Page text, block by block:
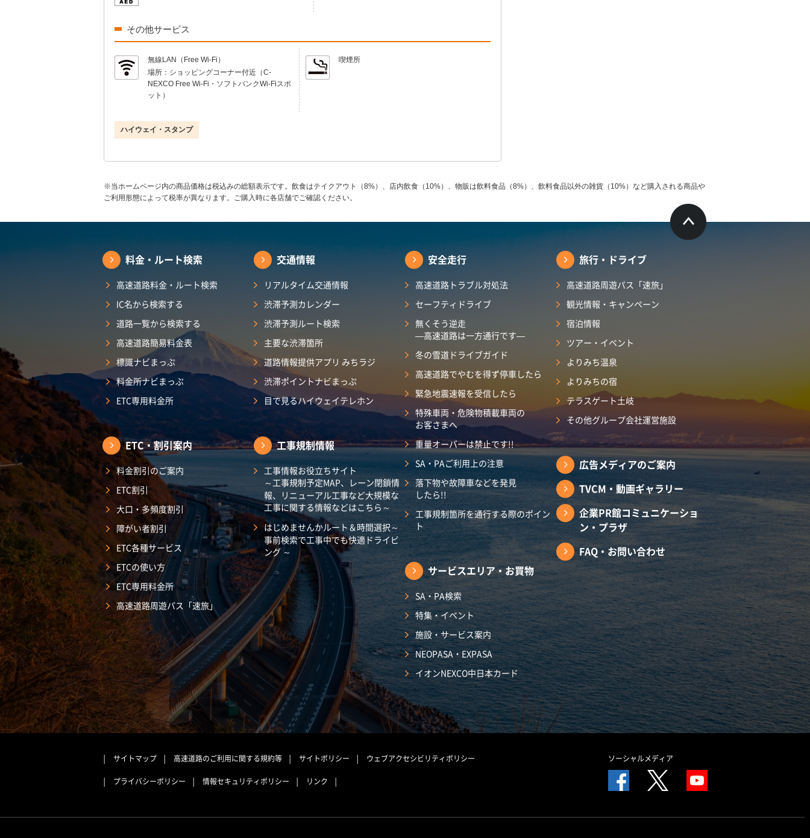
その他サービス
無線LAN（Free Wi-Fi）
場所： ショッピングコーナー付近（C-
NEXCO Free Wi-Fi・ソフトバンクWi-Fiスポ
ット）
喫煙所
ハイウェイ・スタンプ
※当ホームページ内の商品価格は税込みの総額表示です。飲食はテイクアウト（8%）、店内飲食（10%）、物販は飲料食品（8%）、飲料食品以外の雑貨（10%）など購入される商品や
ご利用形態によって税率が異なります。ご購入時に各店舗でご確認ください。
料金・ルート検索
高速道路料金・ルート検索
IC名から検索する
道路一覧から検索する
高速道路簡易料金表
標識ナビまっぷ
料金所ナビまっぷ
ETC専用料金所
ETC・割引案内
料金割引のご案内
ETC割引
大口・多頻度割引
障がい者割引
ETC各種サービス
ETCの使い方
ETC専用料金所
高速道路周遊パス「速旅」
交通情報
リアルタイム交通情報
渋滞予測カレンダー
渋滞予測ルート検索
主要な渋滞箇所
道路情報提供アプリ みちラジ
渋滞ポイントナビまっぷ
目で見るハイウェイテレホン
工事規制情報
工事情報お役立ちサイト
～工事規制予定MAP、レーン閉鎖情
報、リニューアル工事など大規模な
工事に関する情報などはこちら～
はじめませんかルート＆時間選択～
事前検索で工事中でも快適ドライビ
ング ～
安全走行
高速道路トラブル対処法
セーフティドライブ
無くそう逆走
―高速道路は一方通行です―
冬の雪道ドライブガイド
高速道路でやむを得ず停車したら
緊急地震速報を受信したら
特殊車両・危険物積載車両の
お客さまへ
重量オーバーは禁止です!!
SA・PAご利用上の注意
落下物や故障車などを発見
したら!!
工事規制箇所を通行する際のポイン
ト
サービスエリア・お買物
SA・PA検索
特集・イベント
施設・サービス案内
NEOPASA・EXPASA
イオンNEXCO中日本カード
旅行・ドライブ
高速道路周遊パス「速旅」
観光情報・キャンペーン
宿泊情報
ツアー・イベント
よりみち温泉
よりみちの宿
テラスゲート土岐
その他グループ会社運営施設
広告メディアのご案内
TVCM・動画ギャラリー
企業PR館コミュニケーショ
ン・プラザ
FAQ・お問い合わせ
サイトマップ 高速道路のご利用に関する規約等 サイトポリシー ウェブアクセシビリティポリシー
プライバシーポリシー 情報セキュリティポリシー リンク
ソーシャルメディア